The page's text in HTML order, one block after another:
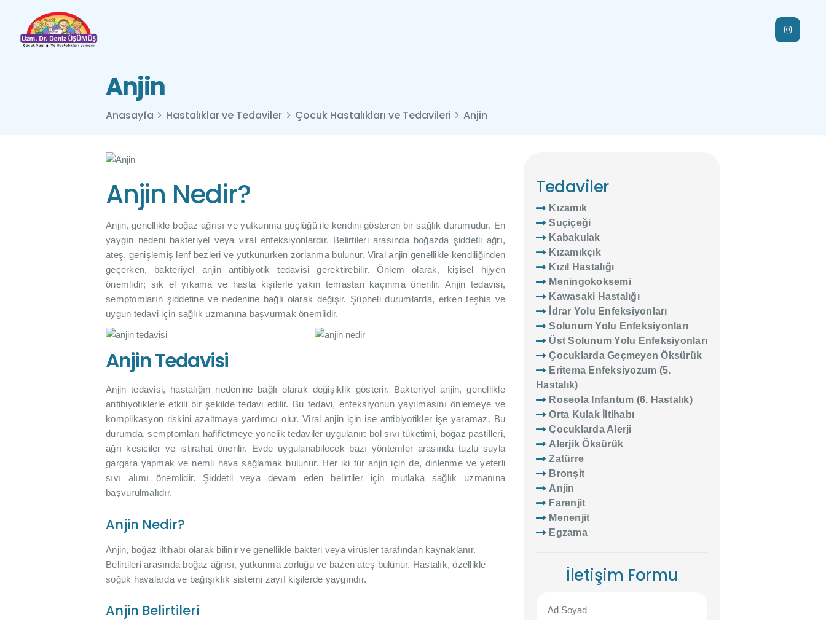
Anjin
Anasayfa Hastalıklar ve Tedaviler Çocuk Hastalıkları ve Tedavileri Anjin
HOMEOPATI
Anjin Nedir?
Anjin, genellikle boğaz ağrısı ve yutkunma güçlüğü ile kendini gösteren bir sağlık durumudur. En
yaygın nedeni bakteriyel veya viral enfeksiyonlardır. Belirtileri arasında boğazda şiddetli ağrı,
ateş, genişlemiş lenf bezleri ve yutkunurken zorlanma bulunur. Viral anjin genellikle kendiliğinden
geçerken, bakteriyel anjin antibiyotik tedavisi gerektirebilir. Önlem olarak, kişisel hijyen
önemlidir; sık el yıkama ve hasta kişilerle yakın temastan kaçınma önerilir. Anjin tedavisi,
semptomların şiddetine ve nedenine bağlı olarak değişir. Şüpheli durumlarda, erken teşhis ve
uygun tedavi için sağlık uzmanına başvurmak önemlidir.
Anjin Tedavisi
Anjin tedavisi, hastalığın nedenine bağlı olarak değişiklik gösterir. Bakteriyel anjin, genellikle
antibiyotiklerle etkili bir şekilde tedavi edilir. Bu tedavi, enfeksiyonun yayılmasını önlemeye ve
komplikasyon riskini azaltmaya yardımcı olur. Viral anjin için ise antibiyotikler işe yaramaz. Bu
durumda, semptomları hafifletmeye yönelik tedaviler uygulanır: bol sıvı tüketimi, boğaz pastilleri,
ağrı kesiciler ve istirahat önerilir. Evde uygulanabilecek bazı yöntemler arasında tuzlu suyla
gargara yapmak ve nemli hava sağlamak bulunur. Her iki tür anjin için de, dinlenme ve yeterli
sıvı alımı önemlidir. Şiddetli veya devam eden belirtiler için mutlaka sağlık uzmanına
başvurulmalıdır.
Anjin Nedir?
Anjin, boğaz iltihabı olarak bilinir ve genellikle bakteri veya virüsler tarafından kaynaklanır.
Belirtileri arasında boğaz ağrısı, yutkunma zorluğu ve bazen ateş bulunur. Hastalık, özellikle
soğuk havalarda ve bağışıklık sistemi zayıf kişilerde yaygındır.
Anjin Belirtileri
Tedaviler
Kızamık
Suçiçeği
Kabakulak
Kızamıkçık
Kızıl Hastalığı
Meningokoksemi
Kawasaki Hastalığı
İdrar Yolu Enfeksiyonları
Solunum Yolu Enfeksiyonları
Üst Solunum Yolu Enfeksiyonları
Çocuklarda Geçmeyen Öksürük
Eritema Enfeksiyozum (5.
Hastalık)
Roseola Infantum (6. Hastalık)
Orta Kulak İltihabı
Çocuklarda Alerji
Alerjik Öksürük
Zatürre
Bronşit
Anjin
Farenjit
Menenjit
Egzama
İletişim Formu